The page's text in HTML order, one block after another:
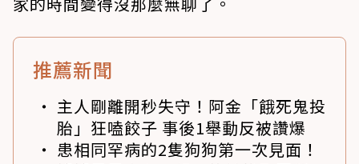
推薦新聞
主人剛離開秒失守！阿金「餓死鬼投
胎」狂嗑餃子 事後1舉動反被讚爆
患相同罕病的2隻狗狗第一次見面！